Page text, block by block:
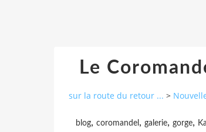
Le
sur la route du retour ... >
blog, coromandel , galerie, gorge,